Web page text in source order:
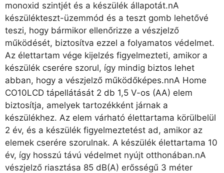
monoxid szintjét és a készülék állapotát.nA
készülékteszt-üzemmód és a teszt gomb lehetővé
teszi, hogy bármikor ellenőrizze a vészjelző
működését, biztosítva ezzel a folyamatos védelmet.
Az élettartam vége kijelzés figyelmezteti, amikor a
készülék cserére szorul, így mindig biztos lehet
abban, hogy a vészjelző működőképes.nnA Home
CO10LCD tápellátását 2 db 1,5 V-os (AA) elem
biztosítja, amelyek tartozékként járnak a
készülékhez. Az elem várható élettartama körülbelül
2 év, és a készülék figyelmeztetést ad, amikor az
elemek cserére szorulnak. A készülék élettartama 10
év, így hosszú távú védelmet nyújt otthonában.nA
vészjelző riasztása 85 dB(A) erősségű 3 méter